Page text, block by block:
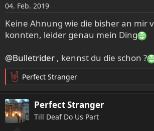
n
e
n
:
04. Feb. 2019
Keine Ahnung wie die bisher an mir
konnten, leider genau mein Ding
@Bulletrider , kennst du die schon ?
R
e
a
k
t
Perfect Stranger
Perfect Stranger
Till Deaf Do Us Part